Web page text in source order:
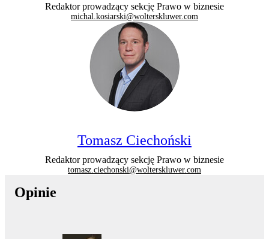
Redaktor prowadzący sekcję Prawo w biznesie
michal.kosiarski@wolterskluwer.com
Tomasz Ciechoński
Redaktor prowadzący sekcję Prawo w biznesie
tomasz.ciechonski@wolterskluwer.com
Opinie